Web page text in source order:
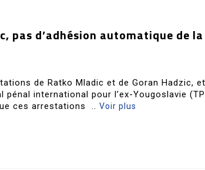
pas d’adhésion automatique de la
de Ratko Mladic et de Goran Hadzic, et
international pour l’ex-Yougoslavie
ces arrestations .. Voir plus